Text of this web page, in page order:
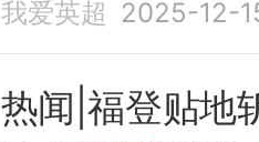
我爱英超 2025-12-
热闻|福登贴地